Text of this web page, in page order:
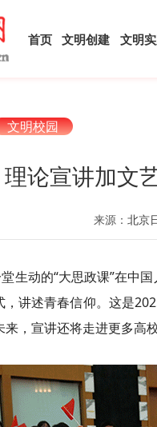
首页 文明创建 文明
文明校园
理论宣讲加文
来源： 北京
生动的“大思政课”在中
讲述青春信仰。这是
，宣讲还将走进更多高校